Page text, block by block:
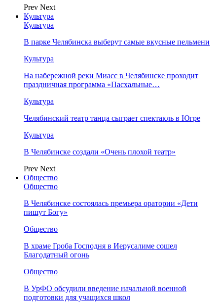
Prev Next
Культура
Культура
В парке Челябинска выберут самые вкусные пельмени
Культура
На набережной реки Миасс в Челябинске проходит
праздничная программа «Пасхальные…
Культура
Челябинский театр танца сыграет спектакль в Югре
Культура
В Челябинске создали «Очень плохой театр»
Prev Next
Общество
Общество
В Челябинске состоялась премьера оратории «Дети
пишут Богу»
Общество
В храме Гроба Господня в Иерусалиме сошел
Благодатный огонь
Общество
В УрФО обсудили введение начальной военной
подготовки для учащихся школ